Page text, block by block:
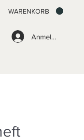
Anmelden
WARENKORB